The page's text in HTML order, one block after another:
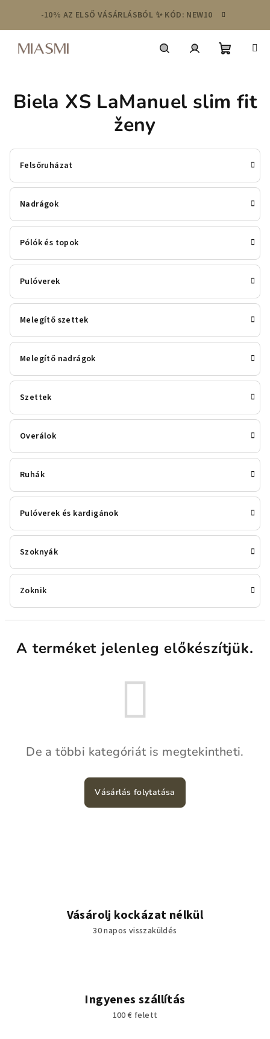
fő
tartalomhoz
-10% AZ ELSŐ VÁSÁRLÁSBÓL ✨ KÓD: NEW10
Biela XS LaManuel slim fit
ženy
Felsőruházat
Nadrágok
Pólók és topok
Pulóverek
Melegítő szettek
Melegítő nadrágok
Szettek
Overálok
Ruhák
Pulóverek és kardigánok
Szoknyák
Zoknik
A terméket jelenleg előkészítjük.
De a többi kategóriát is megtekintheti.
Vásárlás folytatása
Vásárolj kockázat nélkül
30 napos visszaküldés
Ingyenes szállítás
100 € felett